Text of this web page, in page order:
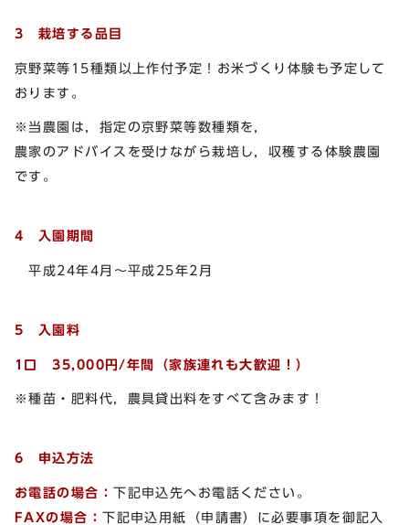
3 栽培する品目
京野菜等15種類以上作付予定！お米づくり体験も予定して
おります。
※当農園は，指定の京野菜等数種類を，
農家のアドバイスを受けながら栽培し，収穫する体験農園
です。
4 入園期間
平成24年4月～平成25年2月
5 入園料
1口 35,000円/年間（家族連れも大歓迎！）
※種苗・肥料代，農具貸出料をすべて含みます！
6 申込方法
お電話の場合：下記申込先へお電話ください。
FAXの場合：下記申込用紙（申請書）に必要事項を御記入